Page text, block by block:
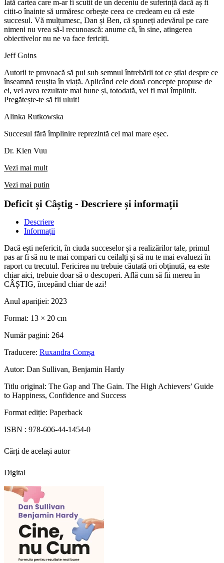
Iată cartea care m-ar fi scutit de un deceniu de suferință dacă aș fi
citit-o înainte să urmăresc orbește ceea ce credeam eu că este
succesul. Vă mulțumesc, Dan și Ben, că spuneți adevărul pe care
nimeni nu vrea să-l recunoască: anume că, în sine, atingerea
obiectivelor nu ne va face fericiți.
Jeff Goins
Autorii te provoacă să pui sub semnul întrebării tot ce știai despre ce
înseamnă reușita în viață. Aplicând cele două concepte propuse de
ei, vei avea rezultate mai bune și, totodată, vei fi mai împlinit.
Pregătește-te să fii uluit!
Alinka Rutkowska
Succesul fără împlinire reprezintă cel mai mare eșec.
Dr. Kien Vuu
Vezi mai mult
Vezi mai putin
Deficit și Câștig - Descriere și informații
Descriere
Informații
Dacă ești nefericit, în ciuda succeselor și a realizărilor tale, primul
pas ar fi să nu te mai compari cu ceilalți și să nu te mai evaluezi în
raport cu trecutul. Fericirea nu trebuie căutată ori obținută, ea este
chiar aici, trebuie doar să o descoperi. Află cum să fii mereu în
CÂȘTIG, începând chiar de azi!
Anul apariției: 2023
Format: 13 × 20 cm
Număr pagini: 264
Traducere: Ruxandra Comșa
Autor: Dan Sullivan, Benjamin Hardy
Titlu original: The Gap and The Gain. The High Achievers’ Guide
to Happiness, Confidence and Success
Format ediție: Paperback
ISBN : 978-606-44-1454-0
Cărți de același autor
Digital